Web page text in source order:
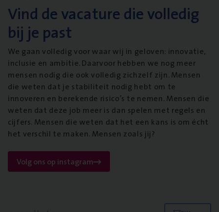
Vind de vacature die volledig
bij je past
We gaan volledig voor waar wij in geloven: innovatie,
inclusie en ambitie. Daarvoor hebben we nog meer
mensen nodig die ook volledig zichzelf zijn. Mensen
die weten dat je stabiliteit nodig hebt om te
innoveren en berekende risico’s te nemen. Mensen die
weten dat deze job meer is dan spelen met regels en
cijfers. Mensen die weten dat het een kans is om écht
het verschil te maken. Mensen zoals jij?
Volg ons op instagram